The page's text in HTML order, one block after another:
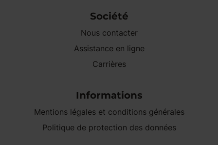
Société
Nous contacter
Assistance en ligne
Carrières
Informations
Mentions légales et conditions générales
Politique de protection des données